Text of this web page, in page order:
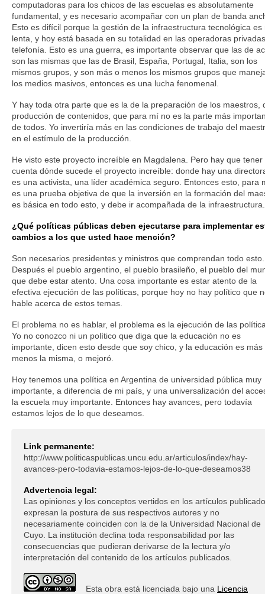
computadoras para los chicos de las escuelas es absolutamente
fundamental, y es necesario acompañar con un plan de banda
Esto es difícil porque la gestión de la infraestructura tecnológica es
lenta, y hoy está basada en su totalidad en las operadoras
telefonía. Esto es una guerra, es importante observar que las de
son las mismas que las de Brasil, España, Portugal, Italia, son los
mismos grupos, y son más o menos los mismos grupos que
los medios masivos, entonces es una lucha fenomenal.
Y hay toda otra parte que es la de la preparación de los maestros,
producción de contenidos, que para mí no es la parte más
de todos. Yo invertiría más en las condiciones de trabajo del
en el estímulo de la producción.
He visto este proyecto increíble en Magdalena. Pero hay que tener
cuenta dónde sucede el proyecto increíble: donde hay una
es una activista, una líder académica seguro. Entonces esto, para
es una prueba objetiva de que la inversión en la formación del
es básica en todo esto, y debe ir acompañada de la infraestructura.
¿Qué políticas públicas deben ejecutarse para implementar
cambios a los que usted hace mención?
Son necesarios presidentes y ministros que comprendan todo esto.
Después el pueblo argentino, el pueblo brasileño, el pueblo del
que debe estar atento. Una cosa importante es estar atento de la
efectiva ejecución de las políticas, porque hoy no hay político que
hable acerca de estos temas.
El problema no es hablar, el problema es la ejecución de las
Yo no conozco ni un político que diga que la educación no es
importante, dicen esto desde que soy chico, y la educación es más
menos la misma, o mejoró.
Hoy tenemos una política en Argentina de universidad pública muy
importante, a diferencia de mi país, y una universalización del
la escuela muy importante. Entonces hay avances, pero todavía
estamos lejos de lo que deseamos.
Link permanente:
http://www.politicaspublicas.uncu.edu.ar/articulos/index/hay-
avances-pero-todavia-estamos-lejos-de-lo-que-deseamos38
Advertencia legal:
Las opiniones y los conceptos vertidos en los artículos
expresan la postura de sus respectivos autores y no
necesariamente coinciden con la de la Universidad Nacional de
Cuyo. La institución declina toda responsabilidad por las
consecuencias que pudieran derivarse de la lectura y/o
interpretación del contenido de los artículos publicados.
Esta obra está licenciada bajo una Licencia